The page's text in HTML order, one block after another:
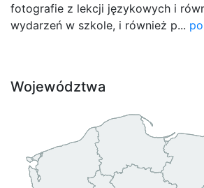
fotografie z lekcji językowych i
wydarzeń w szkole, i również p...
Województwa